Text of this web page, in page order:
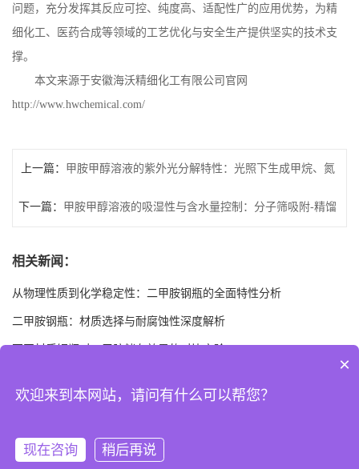
问题，充分发挥其反应可控、纯度高、适配性广的应用优势，为精
细化工、医药合成等领域的工艺优化与安全生产提供坚实的技术支
撑。
本文来源于安徽海沃精细化工有限公司官网
http://www.hwchemical.com/
上一篇： 甲胺甲醇溶液的紫外光分解特性：光照下生成甲烷、氮
气与液体产物的降解动力学
下一篇： 甲胺甲醇溶液的吸湿性与含水量控制：分子筛吸附-精馏
相关新闻：
从物理性质到化学稳定性：二甲胺钢瓶的全面特性分析
二甲胺钢瓶：材质选择与耐腐蚀性深度解析
温度与压力对二甲胺钢瓶性能的影响
版权所有 Copyright (©) 2026安徽海沃精细化工有限公司
×
欢迎来到本网站，请问有什么可以帮您？
现在咨询 稍后再说